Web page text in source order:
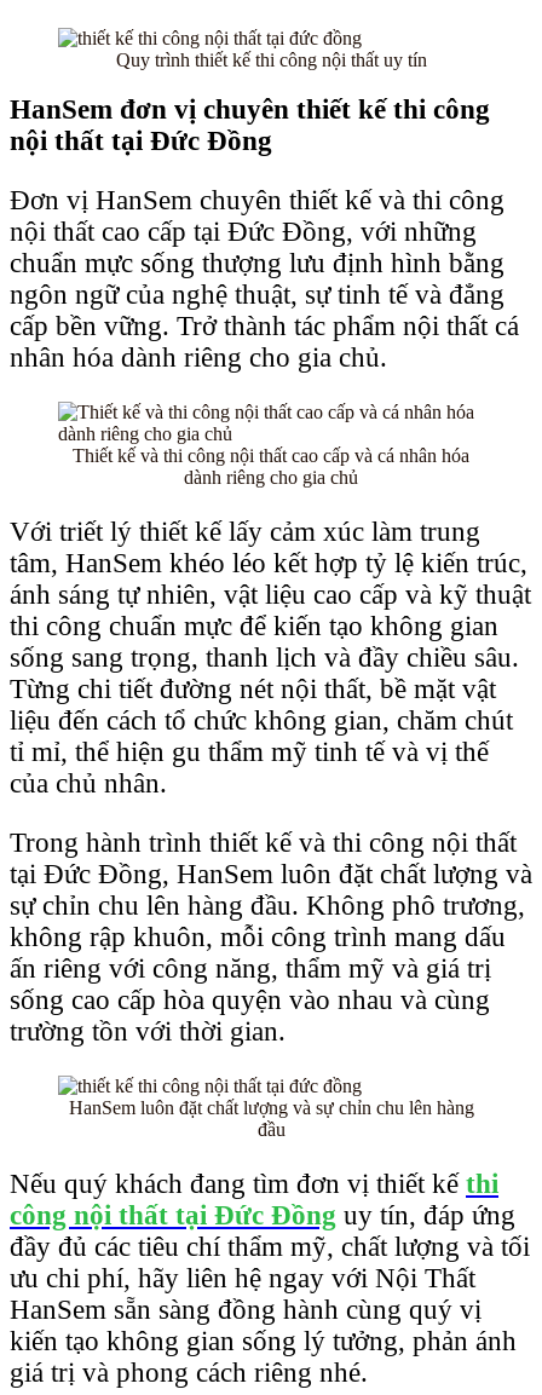
Quy trình thiết kế thi công nội thất uy tín
HanSem đơn vị chuyên thiết kế thi công
nội thất tại Đức Đồng
Đơn vị HanSem chuyên thiết kế và thi công
nội thất cao cấp tại Đức Đồng, với những
chuẩn mực sống thượng lưu định hình bằng
ngôn ngữ của nghệ thuật, sự tinh tế và đẳng
cấp bền vững. Trở thành tác phẩm nội thất cá
nhân hóa dành riêng cho gia chủ.
Thiết kế và thi công nội thất cao cấp và cá nhân hóa
dành riêng cho gia chủ
Với triết lý thiết kế lấy cảm xúc làm trung
tâm, HanSem khéo léo kết hợp tỷ lệ kiến trúc,
ánh sáng tự nhiên, vật liệu cao cấp và kỹ thuật
thi công chuẩn mực để kiến tạo không gian
sống sang trọng, thanh lịch và đầy chiều sâu.
Từng chi tiết đường nét nội thất, bề mặt vật
liệu đến cách tổ chức không gian, chăm chút
tỉ mỉ, thể hiện gu thẩm mỹ tinh tế và vị thế
của chủ nhân.
Trong hành trình thiết kế và thi công nội thất
tại Đức Đồng, HanSem luôn đặt chất lượng và
sự chỉn chu lên hàng đầu. Không phô trương,
không rập khuôn, mỗi công trình mang dấu
ấn riêng với công năng, thẩm mỹ và giá trị
sống cao cấp hòa quyện vào nhau và cùng
trường tồn với thời gian.
HanSem luôn đặt chất lượng và sự chỉn chu lên hàng
đầu
Nếu quý khách đang tìm đơn vị thiết kế thi
công nội thất tại Đức Đồng uy tín, đáp ứng
đầy đủ các tiêu chí thẩm mỹ, chất lượng và tối
ưu chi phí, hãy liên hệ ngay với Nội Thất
HanSem sẵn sàng đồng hành cùng quý vị
kiến tạo không gian sống lý tưởng, phản ánh
giá trị và phong cách riêng nhé.